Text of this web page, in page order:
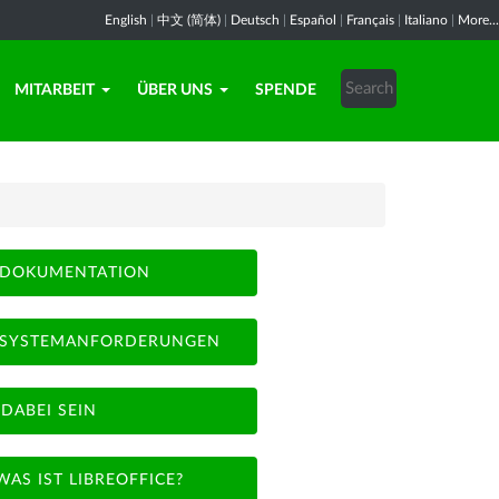
English 中文 (简体) Deutsch Español Français Italiano More...
MITARBEIT ÜBER UNS SPENDE
DOKUMENTATION
SYSTEMANFORDERUNGEN
DABEI SEIN
IST LIBREOFFICE?